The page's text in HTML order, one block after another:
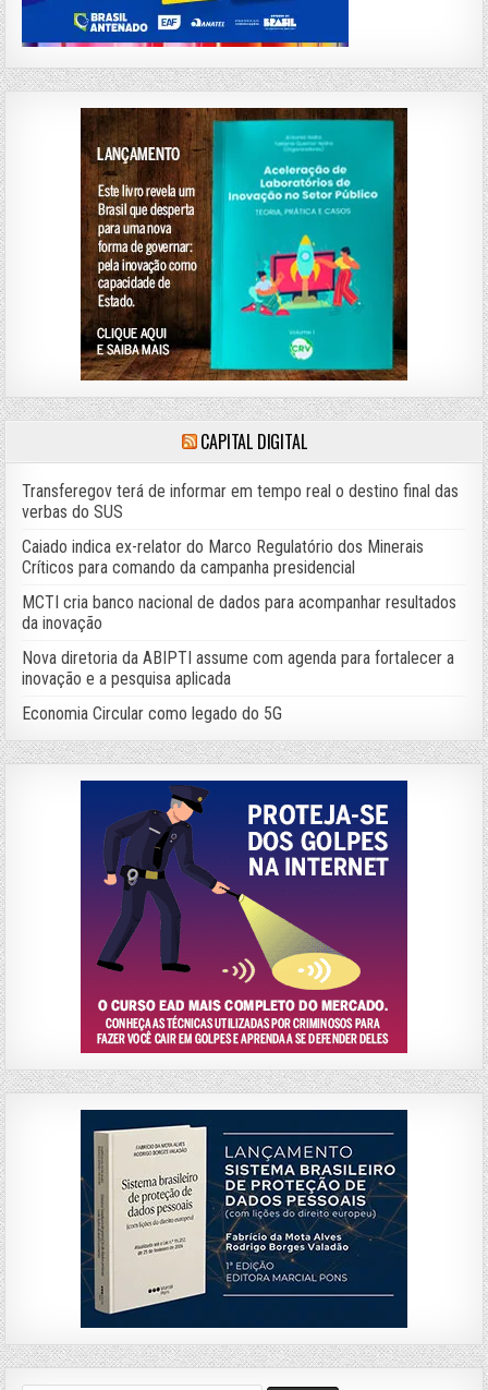
CAPITAL DIGITAL
Transferegov terá de informar em tempo real o destino final das
verbas do SUS
Caiado indica ex-relator do Marco Regulatório dos Minerais
Críticos para comando da campanha presidencial
MCTI cria banco nacional de dados para acompanhar resultados
da inovação
Nova diretoria da ABIPTI assume com agenda para fortalecer a
inovação e a pesquisa aplicada
Economia Circular como legado do 5G